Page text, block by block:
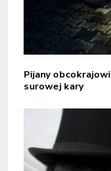
Pijany
surowej kary